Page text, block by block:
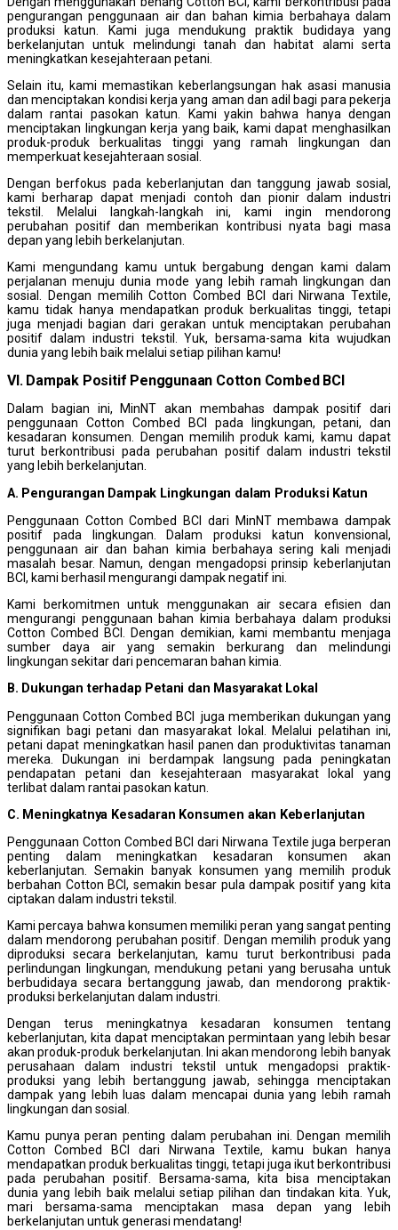
pengurangan penggunaan air dan bahan kimia berbahaya dalam
produksi katun. Kami juga mendukung praktik budidaya yang
berkelanjutan untuk melindungi tanah dan habitat alami serta
meningkatkan kesejahteraan petani.
Selain itu, kami memastikan keberlangsungan hak asasi manusia
dan menciptakan kondisi kerja yang aman dan adil bagi para pekerja
dalam rantai pasokan katun. Kami yakin bahwa hanya dengan
menciptakan lingkungan kerja yang baik, kami dapat menghasilkan
produk-produk berkualitas tinggi yang ramah lingkungan dan
memperkuat kesejahteraan sosial.
Dengan berfokus pada keberlanjutan dan tanggung jawab sosial,
kami berharap dapat menjadi contoh dan pionir dalam industri
tekstil. Melalui langkah-langkah ini, kami ingin mendorong
perubahan positif dan memberikan kontribusi nyata bagi masa
depan yang lebih berkelanjutan.
Kami mengundang kamu untuk bergabung dengan kami dalam
perjalanan menuju dunia mode yang lebih ramah lingkungan dan
sosial. Dengan memilih Cotton Combed BCI dari Nirwana Textile,
kamu tidak hanya mendapatkan produk berkualitas tinggi, tetapi
juga menjadi bagian dari gerakan untuk menciptakan perubahan
positif dalam industri tekstil. Yuk, bersama-sama kita wujudkan
dunia yang lebih baik melalui setiap pilihan kamu!
VI. Dampak Positif Penggunaan Cotton Combed BCI
Dalam bagian ini, MinNT akan membahas dampak positif dari
penggunaan Cotton Combed BCI pada lingkungan, petani, dan
kesadaran konsumen. Dengan memilih produk kami, kamu dapat
turut berkontribusi pada perubahan positif dalam industri tekstil
yang lebih berkelanjutan.
A. Pengurangan Dampak Lingkungan dalam Produksi Katun
Penggunaan Cotton Combed BCI dari MinNT membawa dampak
positif pada lingkungan. Dalam produksi katun konvensional,
penggunaan air dan bahan kimia berbahaya sering kali menjadi
masalah besar. Namun, dengan mengadopsi prinsip keberlanjutan
BCI, kami berhasil mengurangi dampak negatif ini.
Kami berkomitmen untuk menggunakan air secara efisien dan
mengurangi penggunaan bahan kimia berbahaya dalam produksi
Cotton Combed BCI. Dengan demikian, kami membantu menjaga
sumber daya air yang semakin berkurang dan melindungi
lingkungan sekitar dari pencemaran bahan kimia.
B. Dukungan terhadap Petani dan Masyarakat Lokal
Penggunaan Cotton Combed BCI juga memberikan dukungan yang
signifikan bagi petani dan masyarakat lokal. Melalui pelatihan ini,
petani dapat meningkatkan hasil panen dan produktivitas tanaman
mereka. Dukungan ini berdampak langsung pada peningkatan
pendapatan petani dan kesejahteraan masyarakat lokal yang
terlibat dalam rantai pasokan katun.
C. Meningkatnya Kesadaran Konsumen akan Keberlanjutan
Penggunaan Cotton Combed BCI dari Nirwana Textile juga berperan
penting dalam meningkatkan kesadaran konsumen akan
keberlanjutan. Semakin banyak konsumen yang memilih produk
berbahan Cotton BCI, semakin besar pula dampak positif yang kita
ciptakan dalam industri tekstil.
Kami percaya bahwa konsumen memiliki peran yang sangat penting
dalam mendorong perubahan positif. Dengan memilih produk yang
diproduksi secara berkelanjutan, kamu turut berkontribusi pada
perlindungan lingkungan, mendukung petani yang berusaha untuk
berbudidaya secara bertanggung jawab, dan mendorong praktik-
produksi berkelanjutan dalam industri.
Dengan terus meningkatnya kesadaran konsumen tentang
keberlanjutan, kita dapat menciptakan permintaan yang lebih besar
akan produk-produk berkelanjutan. Ini akan mendorong lebih banyak
perusahaan dalam industri tekstil untuk mengadopsi praktik-
produksi yang lebih bertanggung jawab, sehingga menciptakan
dampak yang lebih luas dalam mencapai dunia yang lebih ramah
lingkungan dan sosial.
Kamu punya peran penting dalam perubahan ini. Dengan memilih
Cotton Combed BCI dari Nirwana Textile, kamu bukan hanya
mendapatkan produk berkualitas tinggi, tetapi juga ikut berkontribusi
pada perubahan positif. Bersama-sama, kita bisa menciptakan
dunia yang lebih baik melalui setiap pilihan dan tindakan kita. Yuk,
mari bersama-sama menciptakan masa depan yang lebih
berkelanjutan untuk generasi mendatang!